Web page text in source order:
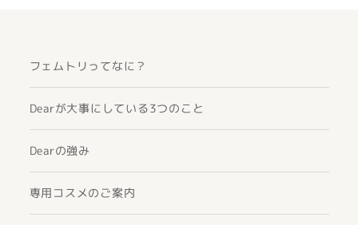
フェムトリってなに？
Dearが大事にしている3つのこと
Dearの強み
専用コスメのご案内